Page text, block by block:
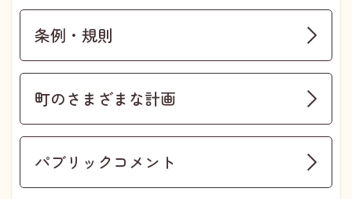
条例・規則
町のさまざまな計画
パブリックコメント